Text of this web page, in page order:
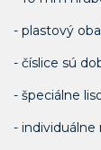
- plastový
- číslice sú
- špeciálne
-